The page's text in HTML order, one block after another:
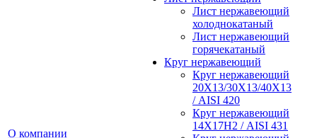
О компании
Лист нержавеющий
холоднокатаный
Лист нержавеющий
горячекатаный
Круг нержавеющий
Круг нержавеющий
20Х13/30Х13/40Х13
/ AISI 420
Круг нержавеющий
14Х17Н2 / AISI 431